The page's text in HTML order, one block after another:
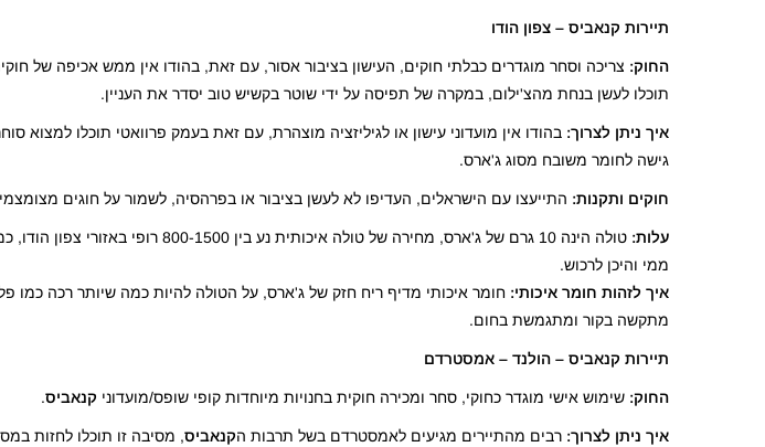
תיירות קנאביס – צפון הודו
החוק: צריכה וסחר מוגדרים כבלתי חוקים, העישון בציבור אסור, עם זאת, בהודו אין ממש אכיפה של
תוכלו לעשן בנחת מהצ'ילום, במקרה של תפיסה על ידי שוטר בקשיש טוב יסדר את העניין.
איך ניתן לצרוך:בהודו אין מועדוני עישון או לגיליזציה מוצהרת, עם זאת בעמק פרוואטי תוכלו למצוא
גישה לחומר משובח מסוג ג'ארס.
חוקים ותקנות: התייעצו עם הישראלים, העדיפו לא לעשן בציבור או בפרהסיה, לשמור על חוגים
עלות:
טולה הינה 10 גרם של ג'ארס, מחירה של טולה
ממי והיכן לרכוש.
איך לזהות חומר איכותי: חומר איכותי מדיף ריח חזק של ג'ארס, על הטולה להיות כמה שיותר רכה כמו
מתקשה בקור ומתגמשת בחום.
תיירות קנאביס –הולנד – אמסטרדם
החוק:שימוש אישי מוגדר כחוקי, סחר ומכירה חוקית בחנויות מיוחדות קופי שופס/מועדוני קנאביס.
איך ניתן לצרוך: רבים מהתיירים מגיעים לאמסטרדם בשל תרבות הקנאביס, מסיבה זו תוכלו לחזות